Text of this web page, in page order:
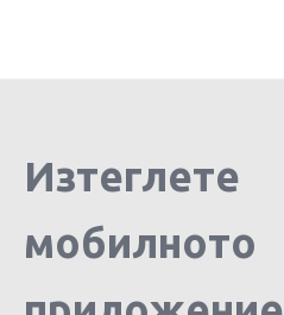
Изтеглете
мобилното